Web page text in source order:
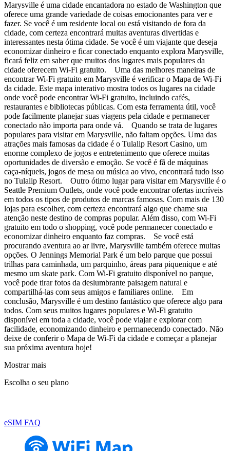
Marysville é uma cidade encantadora no estado de Washington que
oferece uma grande variedade de coisas emocionantes para ver e
fazer. Se você é um residente local ou está visitando de fora da
cidade, com certeza encontrará muitas aventuras divertidas e
interessantes nesta ótima cidade. Se você é um viajante que deseja
economizar dinheiro e ficar conectado enquanto explora Marysville,
ficará feliz em saber que muitos dos lugares mais populares da
cidade oferecem Wi-Fi gratuito. Uma das melhores maneiras de
encontrar Wi-Fi gratuito em Marysville é verificar o Mapa de Wi-Fi
da cidade. Este mapa interativo mostra todos os lugares na cidade
onde você pode encontrar Wi-Fi gratuito, incluindo cafés,
restaurantes e bibliotecas públicas. Com esta ferramenta útil, você
pode facilmente planejar suas viagens pela cidade e permanecer
conectado não importa para onde vá. Quando se trata de lugares
populares para visitar em Marysville, não faltam opções. Uma das
atrações mais famosas da cidade é o Tulalip Resort Casino, um
enorme complexo de jogos e entretenimento que oferece muitas
oportunidades de diversão e emoção. Se você é fã de máquinas
caça-níqueis, jogos de mesa ou música ao vivo, encontrará tudo isso
no Tulalip Resort. Outro ótimo lugar para visitar em Marysville é o
Seattle Premium Outlets, onde você pode encontrar ofertas incríveis
em todos os tipos de produtos de marcas famosas. Com mais de 130
lojas para escolher, com certeza encontrará algo que chame sua
atenção neste destino de compras popular. Além disso, com Wi-Fi
gratuito em todo o shopping, você pode permanecer conectado e
economizar dinheiro enquanto faz compras. Se você está
procurando aventura ao ar livre, Marysville também oferece muitas
opções. O Jennings Memorial Park é um belo parque que possui
trilhas para caminhada, um parquinho, áreas para piquenique e até
mesmo um skate park. Com Wi-Fi gratuito disponível no parque,
você pode tirar fotos da deslumbrante paisagem natural e
compartilhá-las com seus amigos e familiares online. Em
conclusão, Marysville é um destino fantástico que oferece algo para
todos. Com seus muitos lugares populares e Wi-Fi gratuito
disponível em toda a cidade, você pode viajar e explorar com
facilidade, economizando dinheiro e permanecendo conectado. Não
deixe de conferir o Mapa de Wi-Fi da cidade e começar a planejar
sua próxima aventura hoje!
Mostrar mais
Escolha o seu plano
eSIM FAQ